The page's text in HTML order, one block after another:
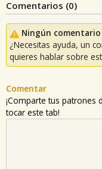
Comentarios (0)
Ningún
¿Necesitas ayuda, un
quieres hablar sobre
Comentar
¡Comparte tus patrones
tocar este tab!